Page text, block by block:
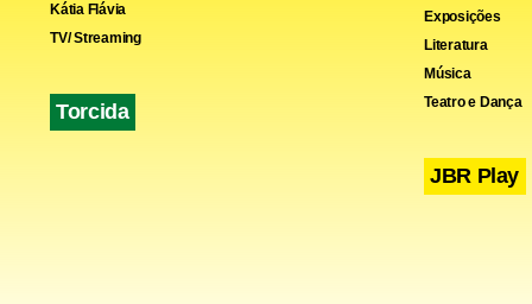
estudantes
pesquisa e
segundo
Kátia Flávia
TV/ Streaming
Torcida
Exposições
Literatura
Música
Teatro e Dança
JBR Play